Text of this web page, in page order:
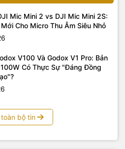
Mic Mini 2 vs DJI Mic Mini 2S:
Cho Micro Thu Âm Siêu Nhỏ
V100 Và Godox V1 Pro: Bản
Có Thực Sự "Đáng Đồng
bộ tin